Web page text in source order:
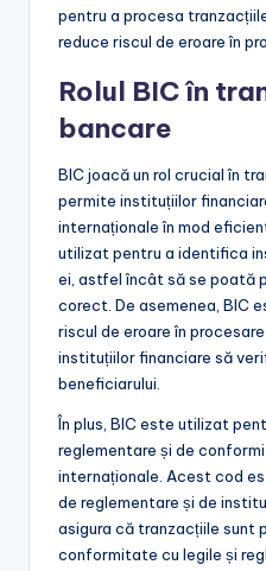
pentru a procesa
reduce riscul de eroare în
Rolul BIC în
bancare
BIC joacă un rol crucial în
permite instituțiilor
internaționale în mod
utilizat pentru a identifica
ei, astfel încât să se poată
corect. De asemenea, BIC
riscul de eroare în
instituțiilor financiare să
beneficiarului.
În plus, BIC este utilizat
reglementare și de
internaționale. Acest cod
de reglementare și de
asigura că tranzacțiile sunt
conformitate cu legile și